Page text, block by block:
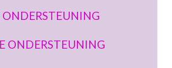
ONDERSTEUNING